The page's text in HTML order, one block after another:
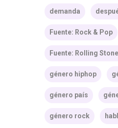
demanda
Fuente: Rock & Pop
Fuente: Rolling
género hiphop
género país
género rock